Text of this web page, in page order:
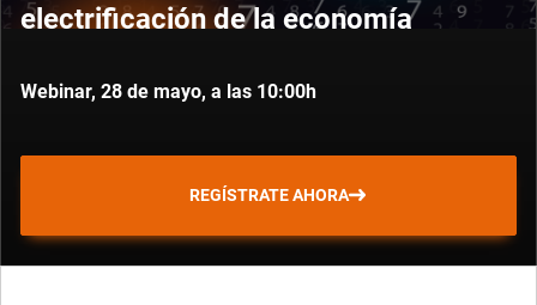
electrificación de la economía
Webinar, 28 de mayo, a las 10:00h
REGÍSTRATE AHORA